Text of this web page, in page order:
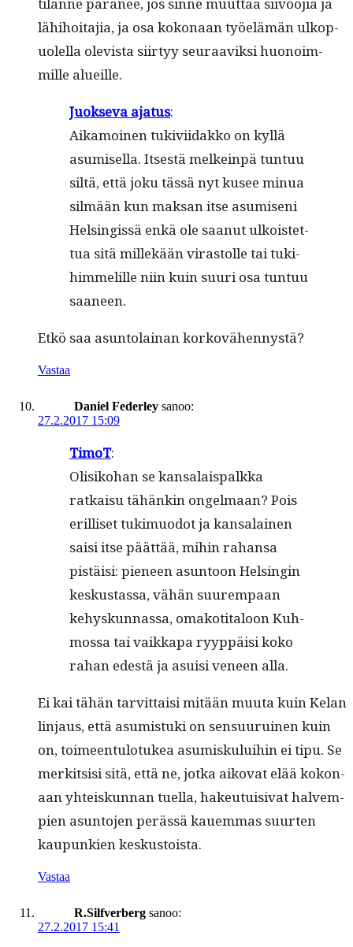
lähi­hoita­jia, ja osa kokon­aan työelämän ulkop­
uolel­la ole­vista siir­tyy seu­raaviksi huonoim­
mille alueille.
Juok­se­va aja­tus:
Aikamoinen tukivi­idakko on kyl­lä
asumisel­la. Itses­tä melkein­pä tun­tuu
siltä, että joku tässä nyt kusee min­ua
silmään kun mak­san itse asumiseni
Helsingis­sä enkä ole saanut ulkois­tet­
tua sitä millekään viras­tolle tai tuk­i­
him­melille niin kuin suuri osa tun­tuu
saaneen.
Etkö saa asun­to­lainan korkovähennystä?
Vastaa
Daniel Federley sanoo:
27.2.2017 15:09
Tim­oT:
Olisiko­han se kansalais­palk­ka
ratkaisu tähänkin ongel­maan? Pois
eril­liset tukimuodot ja kansalainen
saisi itse päät­tää, mihin rahansa
pistäisi: pie­neen asun­toon Helsin­gin
keskus­tas­sa, vähän suurem­paan
kehyskun­nas­sa, omakoti­taloon Kuh­
mossa tai vaikka­pa ryyp­päisi koko
rahan edestä ja asu­isi veneen alla.
Ei kai tähän tarvit­taisi mitään muu­ta kuin Kelan
lin­jaus, että asum­is­tu­ki on sen­su­u­ru­inen kuin
on, toimeen­tu­lo­tukea asumisku­lui­hin ei tipu. Se
merk­it­sisi sitä, että ne, jot­ka aiko­vat elää kokon­
aan yhteiskun­nan tuel­la, hakeu­tu­isi­vat halvem­
pi­en asun­to­jen perässä kauem­mas suurten
kaupunkien keskustoista.
Vastaa
R.Silfverberg sanoo:
27.2.2017 15:41